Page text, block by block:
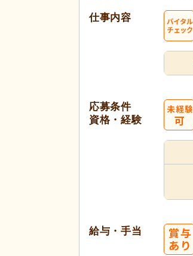
仕事内容
応募条件
資格・経験
給与・手当